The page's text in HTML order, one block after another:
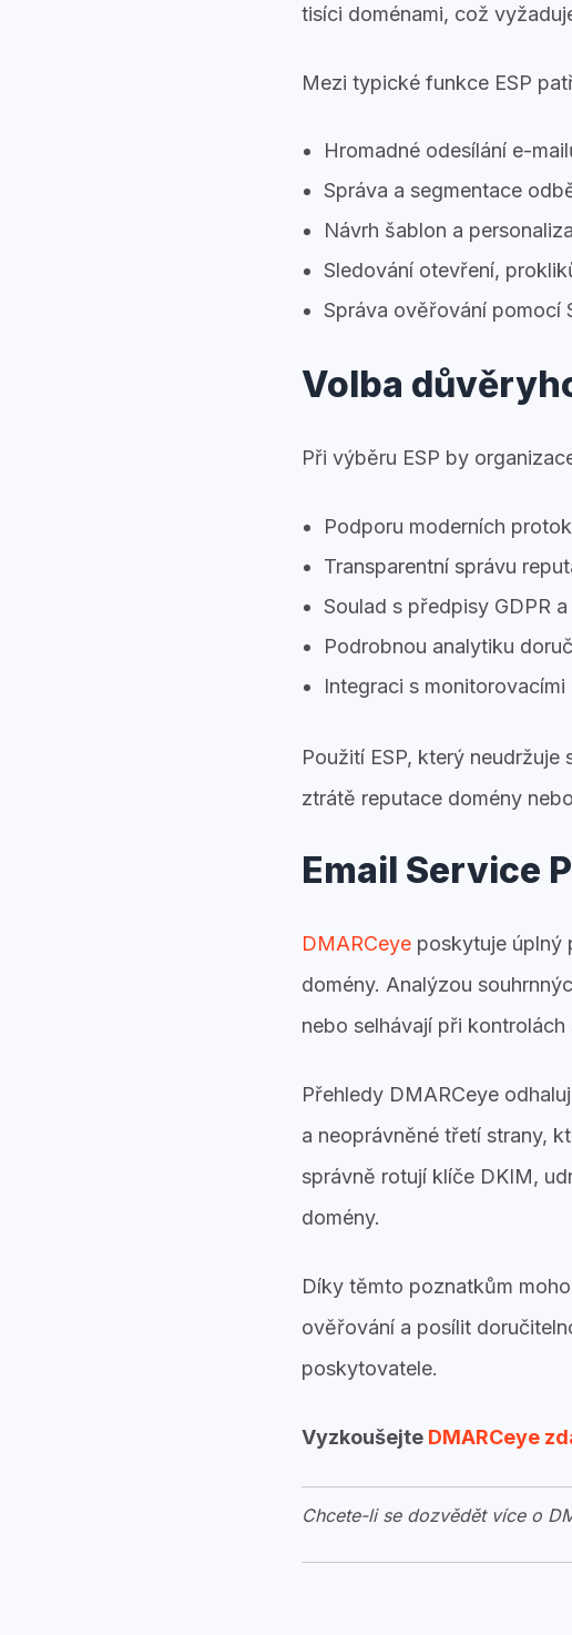
tisíci doménami, což
Mezi typické funkce ESP
Hromadné odesílání e-
Správa a segmentace
Návrh šablon a
Sledování otevření,
Správa ověřování pomocí
Volba
Při výběru ESP by
Podporu moderních
Transparentní správu
Soulad s předpisy GDPR
Podrobnou analytiku
Integraci s
Použití ESP, který
ztrátě reputace domény
Email Service
DMARCeye poskytuje úplný
domény. Analýzou
nebo selhávají při
Přehledy DMARCeye
a neoprávněné třetí strany,
správně rotují klíče DKIM,
domény.
Díky těmto poznatkům
ověřování a posílit
poskytovatele.
Vyzkoušejte DMARCeye
Chcete-li se dozvědět více o